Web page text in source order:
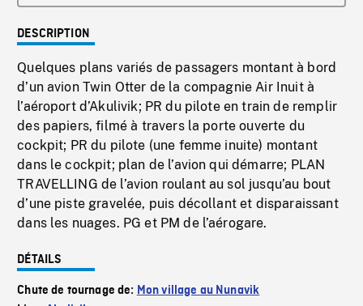
DESCRIPTION
Quelques plans variés de passagers montant à bord
d’un avion Twin Otter de la compagnie Air Inuit à
l’aéroport d’Akulivik; PR du pilote en train de remplir
des papiers, filmé à travers la porte ouverte du
cockpit; PR du pilote (une femme inuite) montant
dans le cockpit; plan de l’avion qui démarre; PLAN
TRAVELLING de l’avion roulant au sol jusqu’au bout
d’une piste gravelée, puis décollant et disparaissant
dans les nuages. PG et PM de l’aérogare.
DÉTAILS
Chute de tournage de: Mon village au Nunavik